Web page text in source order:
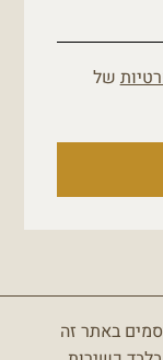
של
באתר זה